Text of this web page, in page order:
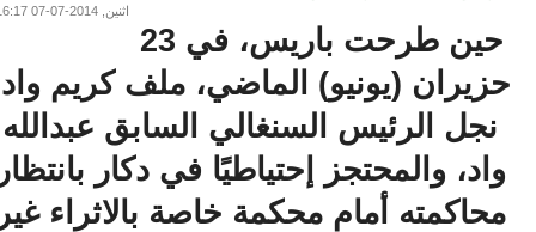
اثنين, 2014-07-07 16:17
حين طرحت باريس، في 23
حزيران (يونيو) الماضي، ملف كريم واد،
نجل الرئيس السنغالي السابق عبدالله
واد، والمحتجز إحتياطيًا في دكار بانتظار
محاكمته أمام محكمة خاصة بالاثراء غير